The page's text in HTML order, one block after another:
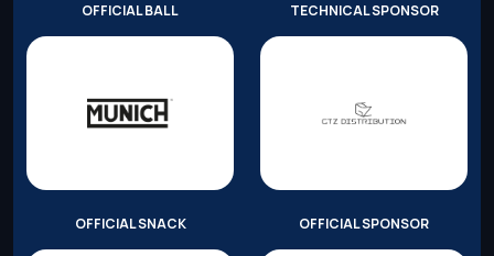
OFFICIAL BALL TECHNICAL SPONSOR
OFFICIAL SNACK OFFICIAL SPONSOR